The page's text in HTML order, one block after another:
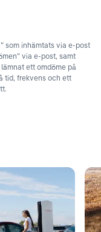
som inhämtats via e-post
via e-post, samt
ett omdöme på
tid, frekvens och ett